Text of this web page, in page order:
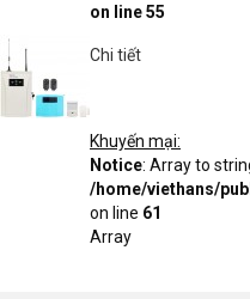
on line55
Chi tiết
Khuyến mại:
Notice: Array to
/home/viethans/
on line 61
Array